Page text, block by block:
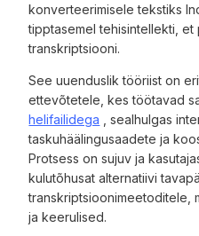
konverteerimisele tekstiks
tipptasemel tehisintellekti,
transkriptsiooni.
See uuenduslik tööriist on
ettevõtetele, kes töötavad
helifailidega , sealhulgas
taskuhäälingusaadete ja
Protsess on sujuv ja
kulutõhusat alternatiivi
transkriptsioonimeetoditele,
ja keerulised.